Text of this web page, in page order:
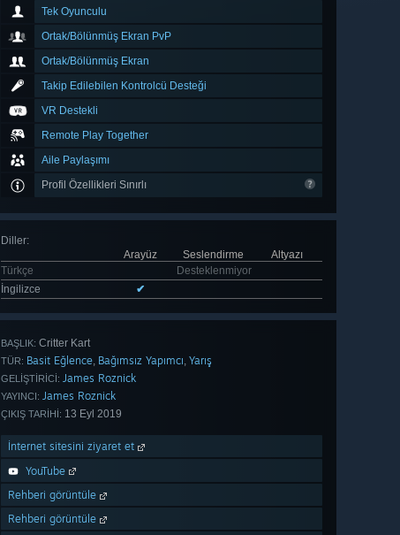
Tek Oyunculu
Ortak/Bölünmüş Ekran PvP
Ortak/Bölünmüş Ekran
Takip Edilebilen Kontrolcü Desteği
VR Destekli
Remote Play Together
Aile Paylaşımı
Profil Özellikleri Sınırlı
Diller:
Arayüz
Seslendirme
Altyazı
Türkçe
Desteklenmiyor
İngilizce
✔
BAŞLIK: Critter Kart
TÜR: Basit Eğlence, Bağımsız Yapımcı, Yarış
GELIŞTIRICI: James Roznick
YAYINCI: James Roznick
ÇIKIŞ TARIHI: 13 Eyl 2019
İnternet sitesini ziyaret et
YouTube
Rehberi görüntüle
Rehberi görüntüle